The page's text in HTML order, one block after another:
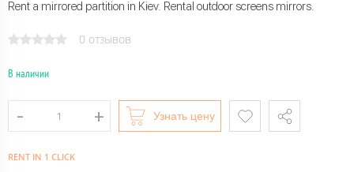
Rent a mirrored partition in Kiev. Rental outdoor screens mirrors.
0 отзывов
В наличии
Узнать цену
RENT IN 1 CLICK